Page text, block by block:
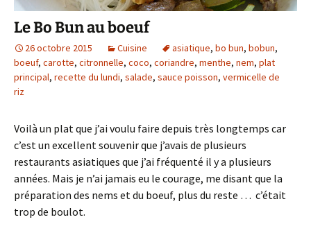
Le Bo Bun au boeuf
26 octobre 2015 Cuisine asiatique, bo bun, bobun,
boeuf, carotte, citronnelle, coco, coriandre, menthe, nem, plat
principal, recette du lundi, salade, sauce poisson, vermicelle de
riz
Voilà un plat que j’ai voulu faire depuis très longtemps car
c’est un excellent souvenir que j’avais de plusieurs
restaurants asiatiques que j’ai fréquenté il y a plusieurs
années. Mais je n’ai jamais eu le courage, me disant que la
préparation des nems et du boeuf, plus du reste … c’était
trop de boulot.